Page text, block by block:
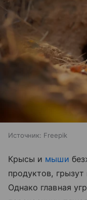
Источник: Freepik
Крысы и мыши
продуктов,
Однако главная